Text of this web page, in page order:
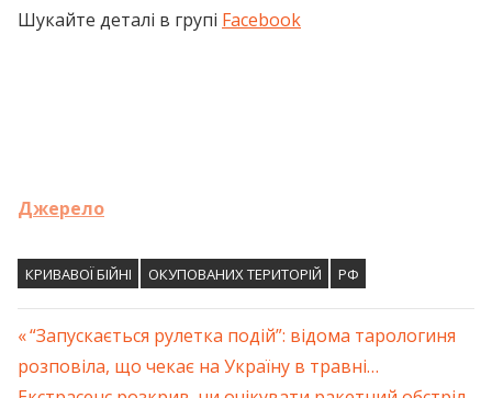
Шукайте деталі в групі Facebook
Джерело
КРИВАВОЇ БІЙНІ ОКУПОВАНИХ ТЕРИТОРІЙ РФ
Навігація
Previous
Post:
“Запускається рулетка подій”: відома тарологиня
розповіла, що чекає на Україну в травні…